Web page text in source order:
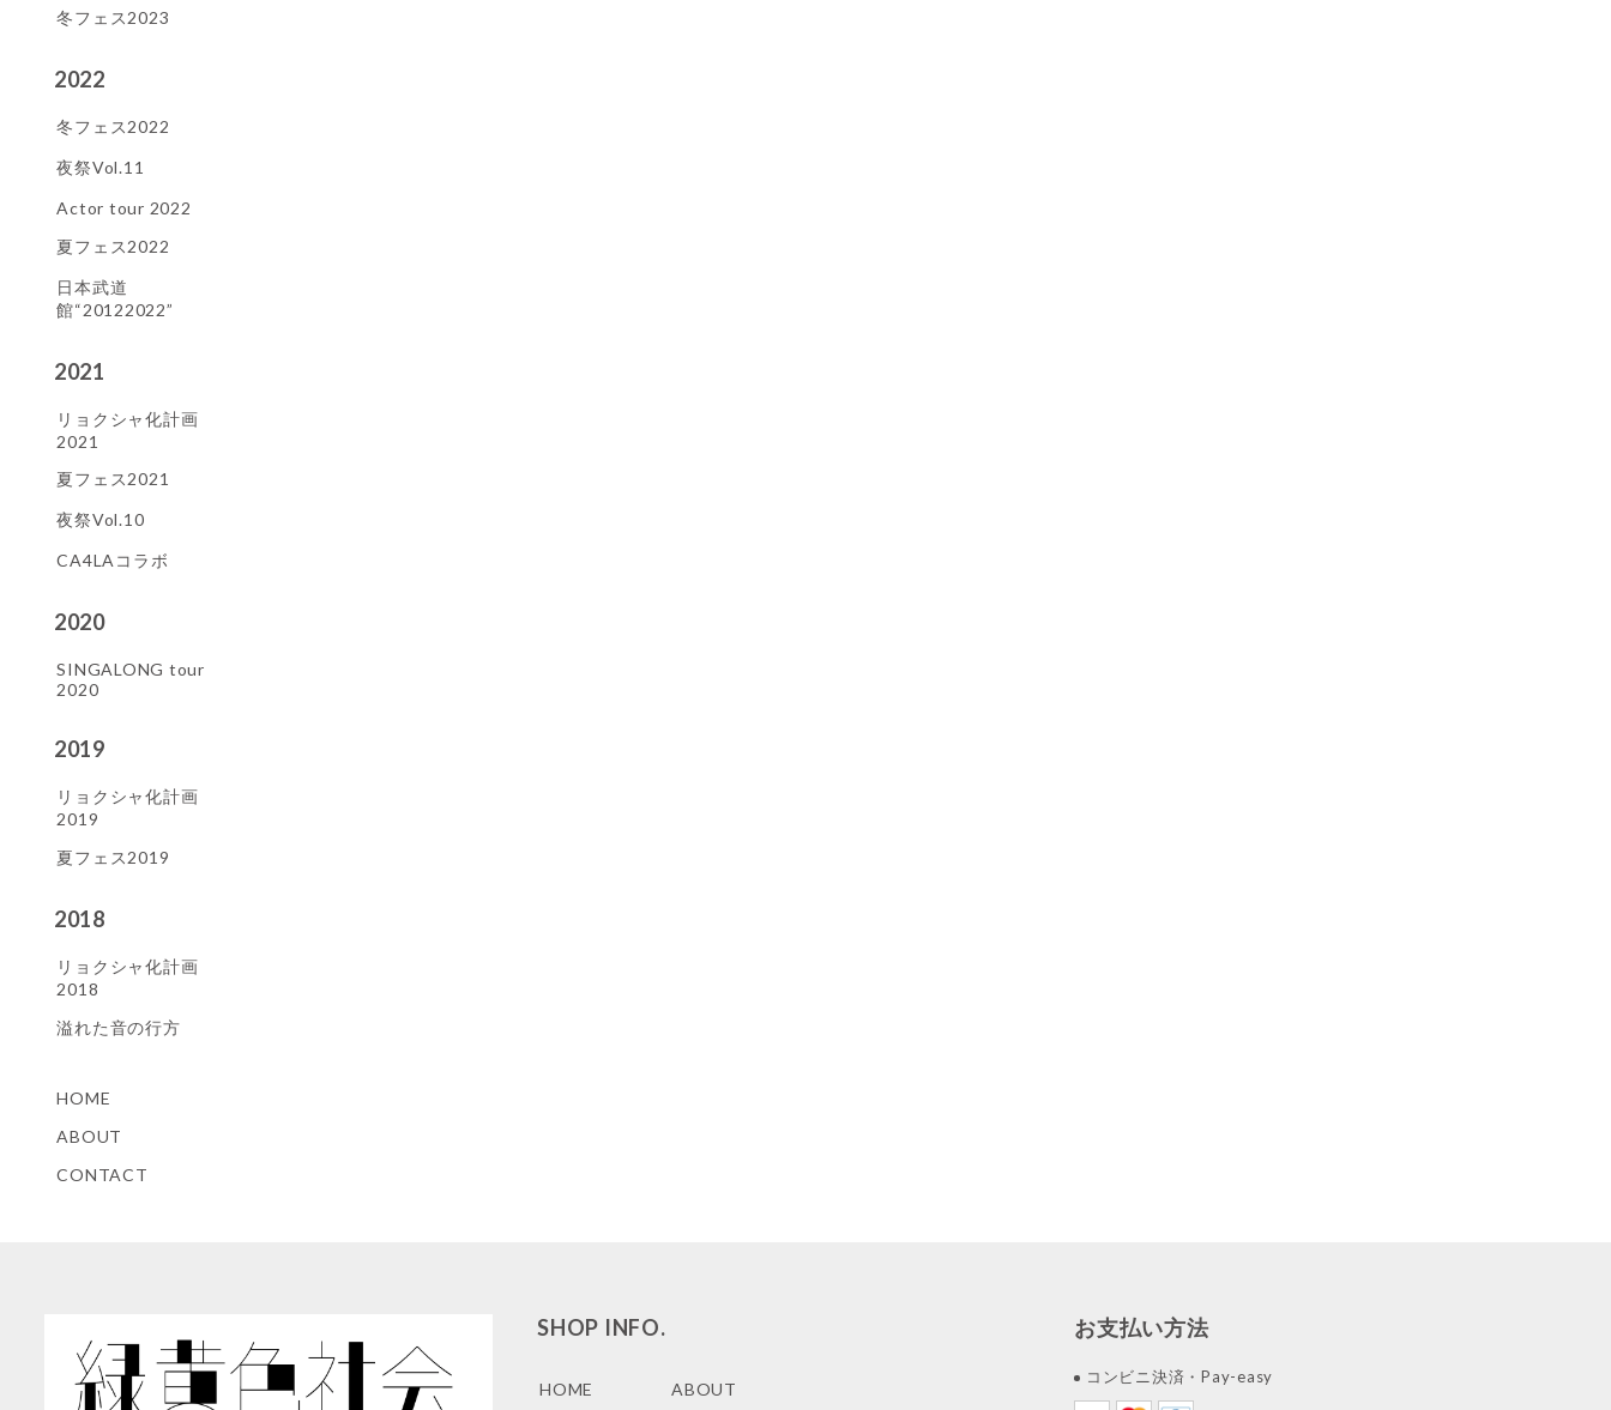
冬フェス2023
2022
冬フェス2022
夜祭Vol.11
Actor tour 2022
夏フェス2022
日本武道
館“20122022”
2021
リョクシャ化計画
2021
夏フェス2021
夜祭Vol.10
CA4LAコラボ
2020
SINGALONG tour
2020
2019
リョクシャ化計画
2019
夏フェス2019
2018
リョクシャ化計画
2018
溢れた音の行方
HOME
ABOUT
CONTACT
SHOP INFO.
HOME ABOUT
お支払い方法
コンビニ決済・Pay-easy